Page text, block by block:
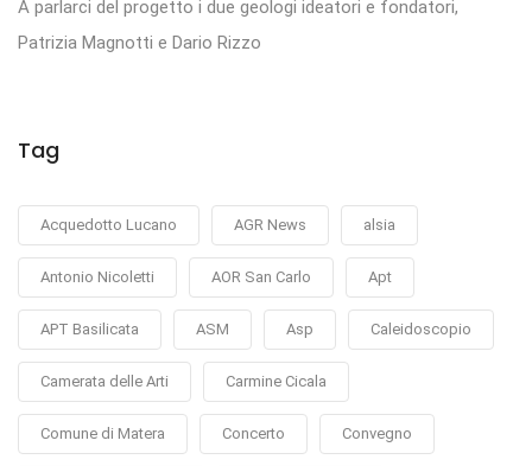
A parlarci del progetto i due geologi ideatori e fondatori,
Patrizia Magnotti e Dario Rizzo
Tag
Acquedotto Lucano AGR News alsia
Antonio Nicoletti AOR San Carlo Apt
APT Basilicata ASM Asp Caleidoscopio
Camerata delle Arti Carmine Cicala
Comune di Matera Concerto Convegno